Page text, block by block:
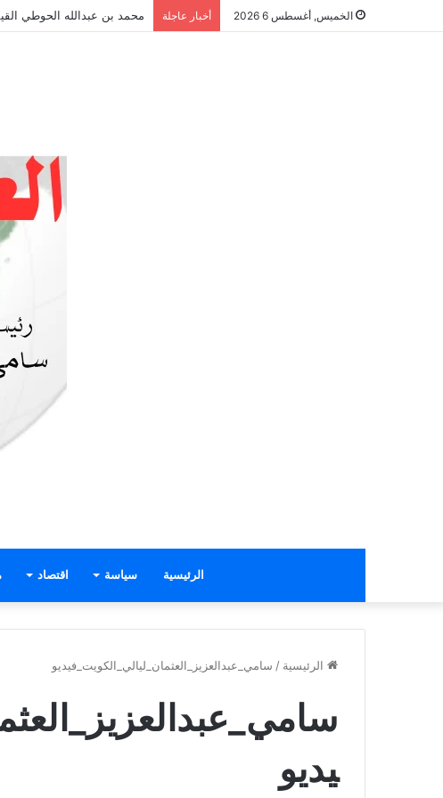
الخميس, أغسطس 6 2026 أخبار عاجلة محمد بن عبدالله الحوطي
الرئيسية سياسة اقتصاد
الرئيسية / سامي_عبدالعزيز_العثمان_ليالي_الكويت_فيديو
يديو